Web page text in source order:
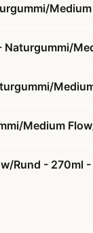
Medium
Rund - 270ml